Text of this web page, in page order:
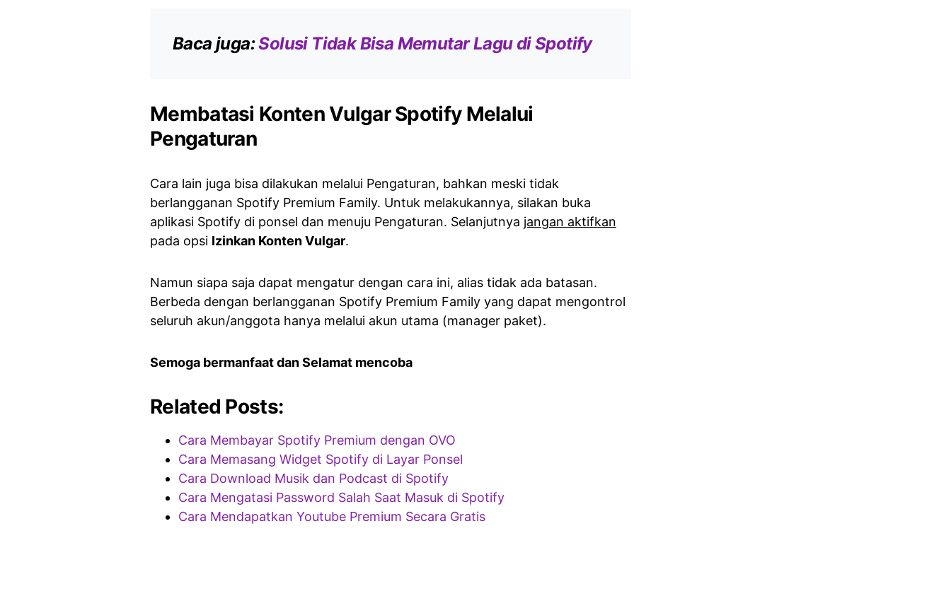
Baca juga:Solusi Tidak Bisa Memutar Lagu di Spotify
Membatasi Konten Vulgar Spotify Melalui
Pengaturan
Cara lain juga bisa dilakukan melalui Pengaturan, bahkan meski tidak
berlangganan Spotify Premium Family. Untuk melakukannya, silakan buka
aplikasi Spotify di ponsel dan menuju Pengaturan. Selanjutnya jangan aktifkan
pada opsi Izinkan Konten Vulgar.
Namun siapa saja dapat mengatur dengan cara ini, alias tidak ada batasan.
Berbeda dengan berlangganan Spotify Premium Family yang dapat mengontrol
seluruh akun/anggota hanya melalui akun utama (manager paket).
Semoga bermanfaat dan Selamat mencoba
Related Posts:
Cara Membayar Spotify Premium dengan OVO
Cara Memasang Widget Spotify di Layar Ponsel
Cara Download Musik dan Podcast di Spotify
Cara Mengatasi Password Salah Saat Masuk di Spotify
Cara Mendapatkan Youtube Premium Secara Gratis